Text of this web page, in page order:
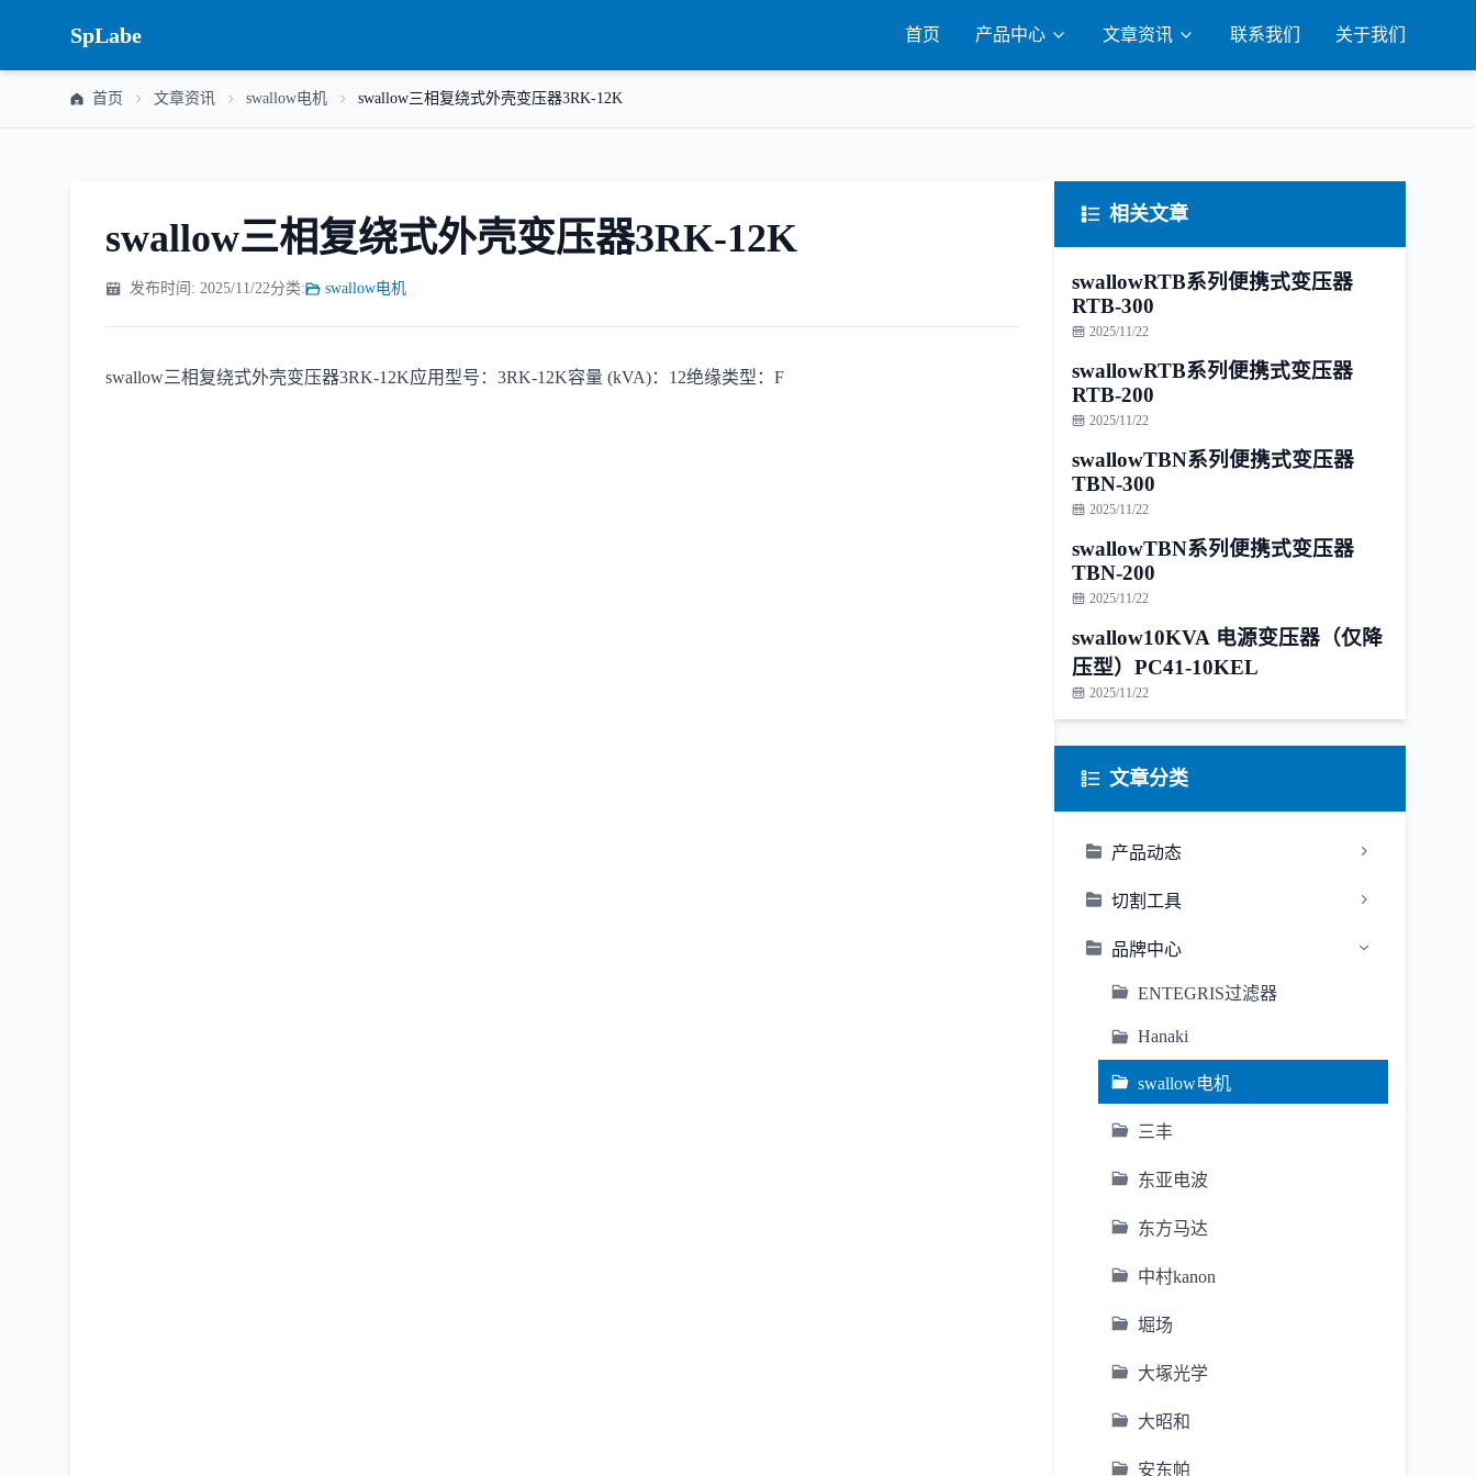
SpLabe 首页 产品中心 文章资讯 联系我们 关于我们
首页 文章资讯 swallow电机 swallow三相复绕式外壳变压器3RK-12K
swallow三相复绕式外壳变压器3RK-12K
发布时间: 2025/11/22分类: swallow电机
swallow三相复绕式外壳变压器3RK-12K应用型号：3RK-12K容量 (kVA)：12绝缘类型：F
相关文章
swallowRTB系列便携式变压器
RTB-300
2025/11/22
swallowRTB系列便携式变压器
RTB-200
2025/11/22
swallowTBN系列便携式变压器
TBN-300
2025/11/22
swallowTBN系列便携式变压器
TBN-200
2025/11/22
swallow10KVA 电源变压器（仅降
压型）PC41-10KEL
2025/11/22
文章分类
产品动态
切割工具
品牌中心
ENTEGRIS过滤器
Hanaki
swallow电机
三丰
东亚电波
东方马达
中村kanon
堀场
大塚光学
大昭和
安东帕